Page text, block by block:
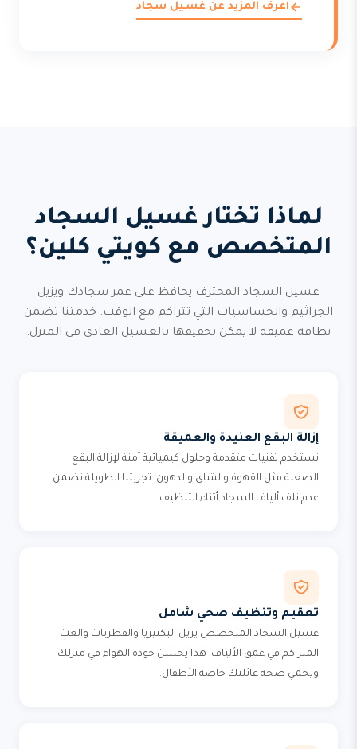
اعرف المزيد عن غسيل سجاد
لماذا تختار غسيل السجاد
المتخصص مع كويتي كلين؟
غسيل السجاد المحترف يحافظ على عمر سجادك ويزيل
الجراثيم والحساسيات التي تتراكم مع الوقت. خدمتنا تضمن
نظافة عميقة لا يمكن تحقيقها بالغسيل العادي في المنزل.
إزالة البقع العنيدة والعميقة
نستخدم تقنيات متقدمة وحلول كيميائية آمنة لإزالة البقع
الصعبة مثل القهوة والشاي والدهون. تجربتنا الطويلة تضمن
عدم تلف ألياف السجاد أثناء التنظيف.
تعقيم وتنظيف صحي شامل
غسيل السجاد المتخصص يزيل البكتيريا والفطريات والعث
المتراكم في عمق الألياف. هذا يحسن جودة الهواء في منزلك
ويحمي صحة عائلتك خاصة الأطفال.